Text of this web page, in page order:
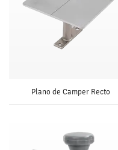
Plano de Camper Recto